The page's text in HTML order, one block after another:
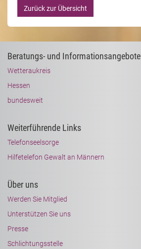
Zurück zur Übersicht
Beratungs- und Informationsangebote
Wetteraukreis
Hessen
bundesweit
Weiterführende Links
Telefonseelsorge
Hilfetelefon Gewalt an Männern
Über uns
Werden Sie Mitglied
Unterstützen Sie uns
Presse
Schlichtungsstelle